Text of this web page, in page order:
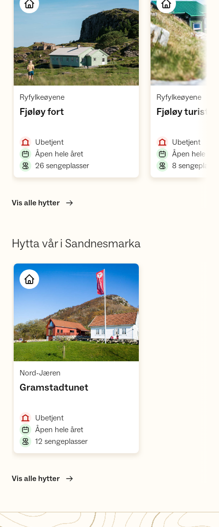
Åpne hytte
Ryfylkeøyene,
Fjøløy fort
Ubetjent,
Åpen hele året,
26 sengeplasser,
Ryfylkeøyene,
Fjøløy
Ubetjent,
Åpen hele
8
Vis alle hytter
Hytta vår i Sandnesmarka
Åpne hytte
Nord-Jæren
Gramstadtunet
Ubetjent,
Åpen hele året,
12 sengeplasser,
Vis alle hytter